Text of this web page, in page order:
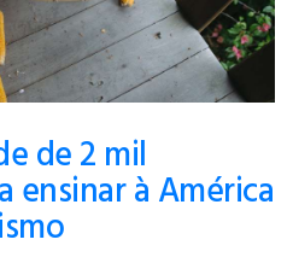
de 2 mil
ensinar à América